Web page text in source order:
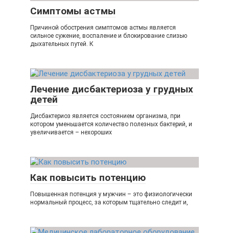
Симптомы астмы
Причиной обострения симптомов астмы является
сильное сужение, воспаление и блокирование слизью
дыхательных путей. К
Лечение дисбактериоза у грудных
детей
Дисбактериоз является состоянием организма, при
котором уменьшается количество полезных бактерий, и
увеличивается – нехороших
Как повысить потенцию
Повышенная потенция у мужчин – это физиологически
нормальный процесс, за которым тщательно следит и,